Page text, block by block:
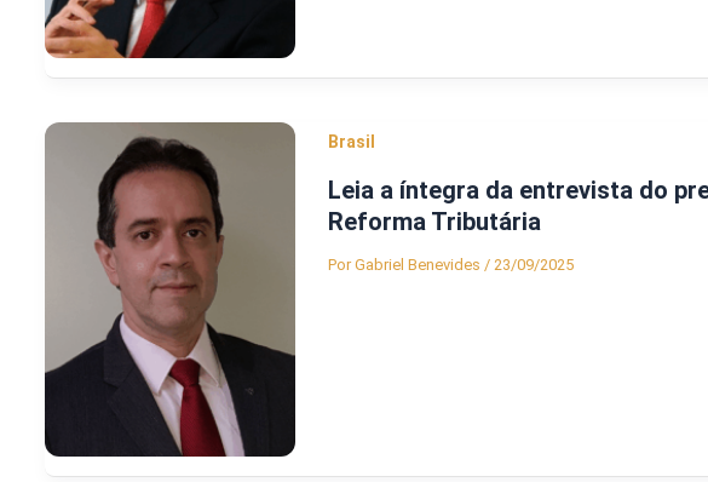
Brasil
Leia a íntegra da entrevista do
Reforma Tributária
PorGabriel Benevides / 23/09/2025